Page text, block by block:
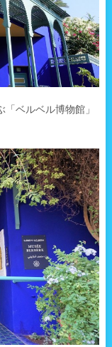
ベルベル博物館」